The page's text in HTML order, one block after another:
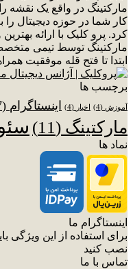
مارکتینگ در واقع یک
کار شما در حوزه دیجیتال را
کرد. پرو کلیک با ارائه
مارکتینگ توسط تیمی
ابتدا تا فتح قله موفقیت
برچسب ها
آموزش (4) اخبار (4) اینستاگرام (7)
مارکتینگ (11)
نماد ها
اینستاگرام ما
برای استفاده از این ویژگی
نصب کنید
تماس با ما